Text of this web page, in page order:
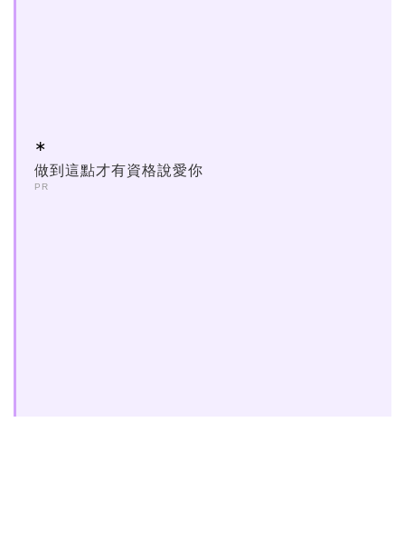
做到這點才有資格說愛你
PR